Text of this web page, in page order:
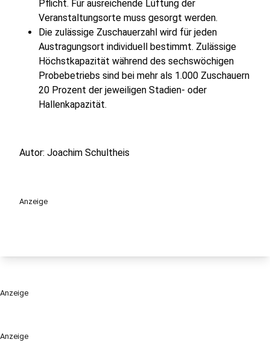
Anzeige
Pflicht. Für ausreichende Lüftung der
Veranstaltungsorte muss gesorgt werden.
Die zulässige Zuschauerzahl wird für jeden
Austragungsort individuell bestimmt. Zulässige
Höchstkapazität während des sechswöchigen
Probebetriebs sind bei mehr als 1.000 Zuschauern
20 Prozent der jeweiligen Stadien- oder
Hallenkapazität.
Autor: Joachim Schultheis
Anzeige
Anzeige